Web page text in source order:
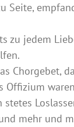
zu jedem
Chorgebet,
Offizium
mehr und